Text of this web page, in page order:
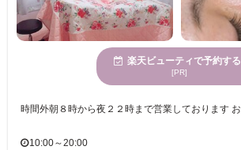
楽天ビューティで予約する
[PR]
10:00～20:00